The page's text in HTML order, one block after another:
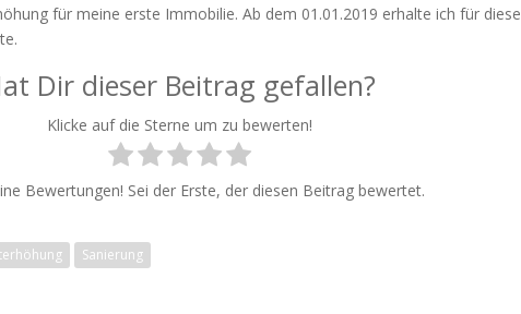
für meine erste Immobilie. Ab dem 01.01.2019 erhalte ich für diese
Dir dieser Beitrag gefallen?
Klicke auf die Sterne um zu bewerten!
Bewertungen! Sei der Erste, der diesen Beitrag bewertet.
Sanierung